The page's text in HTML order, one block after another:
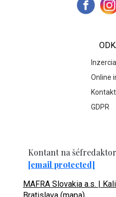
Inzercia
Online
Kontakt
GDPR
Kontant na
[email protected]
MAFRA Slovakia a.s. |